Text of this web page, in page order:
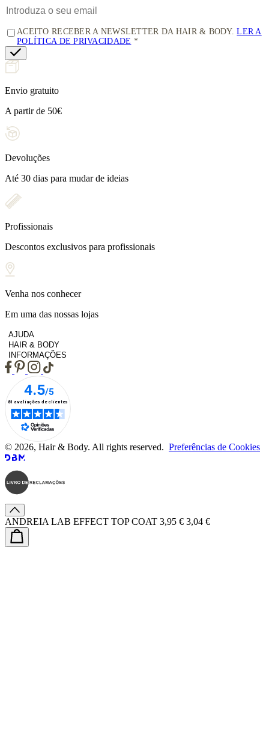
ACEITO RECEBER A NEWSLETTER DA HAIR & BODY.LER A
POLÍTICA DE PRIVACIDADE
Envio gratuito
A partir de 50€
Devoluções
Até 30 dias para mudar de ideias
Profissionais
Descontos exclusivos para profissionais
Venha nos conhecer
Em uma das nossas lojas
AJUDA
HAIR & BODY
INFORMAÇÕES
© 2026, Hair & Body. All rights reserved. Preferências de Cookies
ANDREIA LAB EFFECT TOP COAT 3,95 € 3,04 €